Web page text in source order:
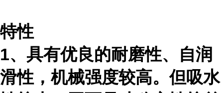
特性
1、具有优良的耐磨性、自润
滑性，机械强度较高。但吸水